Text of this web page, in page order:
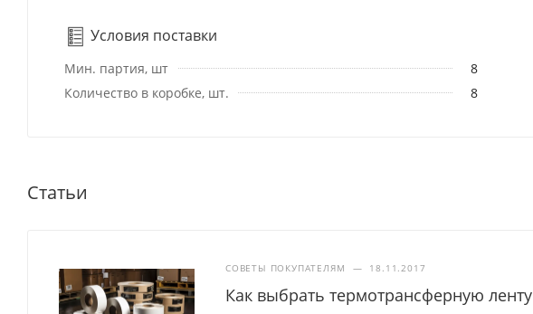
Условия поставки
Мин. партия, шт
8
Количество в коробке, шт.
8
Статьи
СОВЕТЫ ПОКУПАТЕЛЯМ — 18.11.2017
Как выбрать термотрансферную ленту